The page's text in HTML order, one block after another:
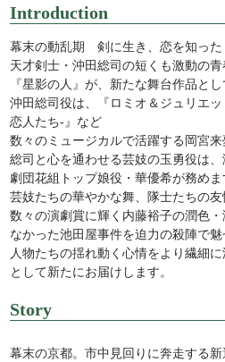
Introduction
幕末の動乱期 剣に生き、恋を知った
天才剣士・沖田総司の短くも激動の
『星影の人』が、新たな舞台作品とし
沖田総司役は、『ロミオ＆ジュリエ
恋人たち-』など
数々のミュージカルで活躍する岡宮来
総司と心を通わせる芸妓の玉勇役は
劇団花組トップ娘役・華優希が務めま
芸妓たちの華やかな舞、隊士たちの
数々の演劇賞に輝く内藤裕子の潤色
なかった池田屋事件を迫力の殺陣で魅
人物たちの揺れ動く心情をより繊細
として新たにお届けします。
Story
幕末の京都。市中見回りに奔走する